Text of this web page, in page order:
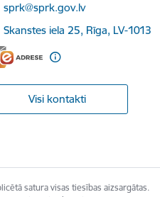
E-pasts:
sprk@sprk.gov.lv
Skanstes iela 25, Rīga, LV-1013
Visi kontakti
satura visas tiesības aizsargātas.